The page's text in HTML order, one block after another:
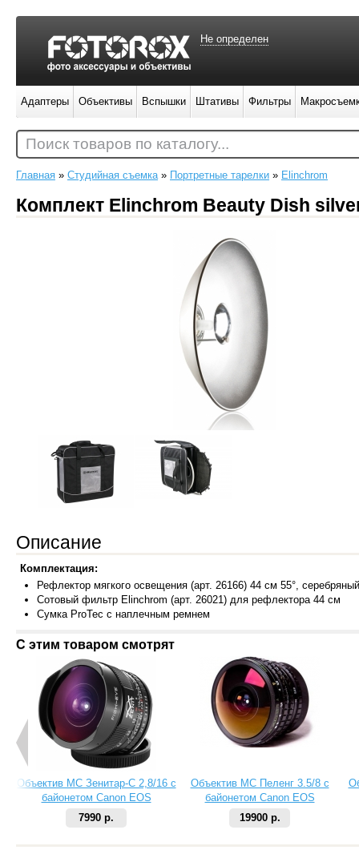
Главная » Студийная съемка» Портретные тарелки » Elinchrom
Комплект Elinchrom Beauty Dish
Описание
Комплектация:
Рефлектор мягкого освещения (арт. 26166) 44 см 55°,
Сотовый фильтр Elinchrom (арт. 26021) для рефлектора 44 см
Сумка ProTec с наплечным ремнем
С этим товаром смотрят
Объектив МС Зенитар-C 2,8/16 с
байонетом Canon EOS
7990 р.
Объектив МС Пеленг 3.5/8 с
байонетом Canon EOS
19900 р.
Не определен
Адаптеры Объективы Вспышки Штативы Фильтры
Поиск товаров по каталогу...